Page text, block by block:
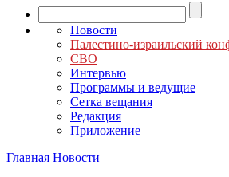
Новости
Палестино-израильский
СВО
Интервью
Программы и ведущие
Сетка вещания
Редакция
Приложение
Главная Новости